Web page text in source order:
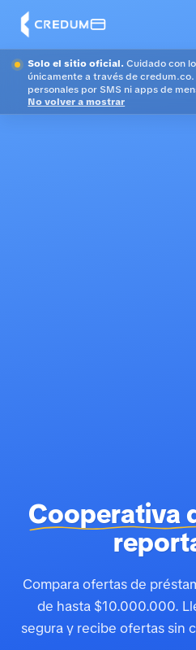
Solo el sitio oficial. Cuidado con
únicamente a través de
personales por SMS ni apps de
No volver a mostrar
Cooperativa
Compara ofertas de
de hasta $10.000.000.
segura y recibe ofertas sin